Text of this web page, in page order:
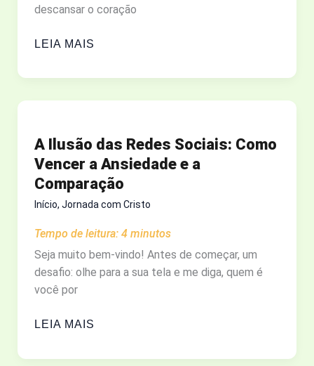
DEUS
SOBRE
descansar o coração
A
QUE
FILME
IMPERDÍVEL
LEIA MAIS
A Ilusão das Redes Sociais: Como
Vencer a Ansiedade e a
Comparação
Início, Jornada com Cristo
Tempo de leitura: 4 minutos
Seja muito bem-vindo! Antes de começar, um
desafio: olhe para a sua tela e me diga, quem é
você por
A
DAS
LEIA MAIS